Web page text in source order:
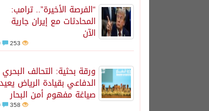
“الفرصة الأخيرة”.. ترامب:
المحادثات مع إيران جارية
الآن
253
ورقة بحثية: التحالف البحري
الدفاعي بقيادة الرياض يعيد
صياغة مفهوم أمن البحار
358